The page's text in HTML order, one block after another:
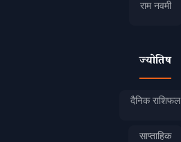
राम नवमी
ज्योतिष
दैनिक राशिफल
साप्ताहिक